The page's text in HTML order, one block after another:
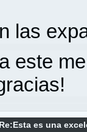
las
este
Re:Esta es una